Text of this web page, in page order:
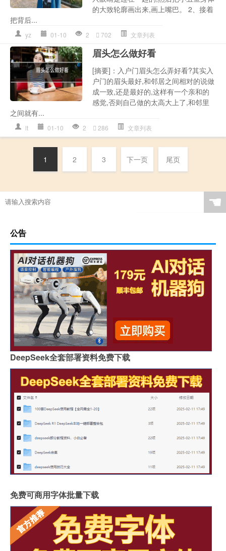
的大致轮廓画出来,画上嘴巴。 2、接着
把背后...
yz 01-10 2 702 文章列表
眉头怎么做好看
[摘要]：入户门眉头怎么弄好看?其实入
户门的眉头最好,和邻居之间相对的说做
成一致,还是最好的,这样有一个亲和的
感觉,否则自己做的太高大上了,和邻里
之间就有...
lt 01-10 2 286 文章列表
1 2 3 下一页 尾页
☚
公告
DeepSeek全套部署资料免费下载
免费可商用字体批量下载